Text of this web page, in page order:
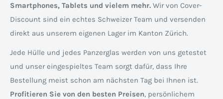
Smartphones, Tablets und vielem mehr. Wir von Cover-
Discount sind ein echtes Schweizer Team und versenden
direkt aus unserem eigenen Lager im Kanton Zürich.
Jede Hülle und jedes Panzerglas werden von uns getestet
und unser eingespieltes Team sorgt dafür, dass Ihre
Bestellung meist schon am nächsten Tag bei Ihnen ist.
Profitieren Sie von den besten Preisen, persönlichem